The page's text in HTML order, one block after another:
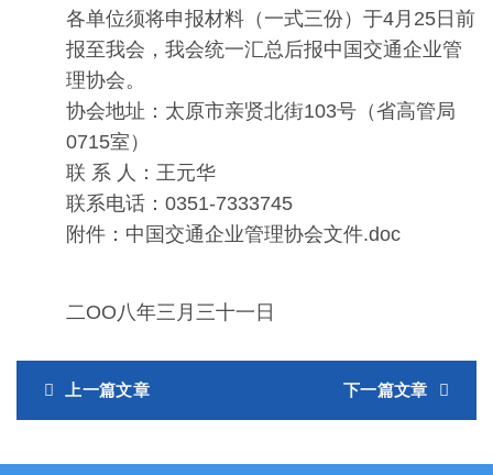
各单位须将申报材料（一式三份）于4月25日前
报至我会，我会统一汇总后报中国交通企业管
理协会。
协会地址：太原市亲贤北街103号（省高管局
0715室）
联 系 人：王元华
联系电话：0351-7333745
附件：中国交通企业管理协会文件.doc
二OO八年三月三十一日
上一篇文章 下一篇文章